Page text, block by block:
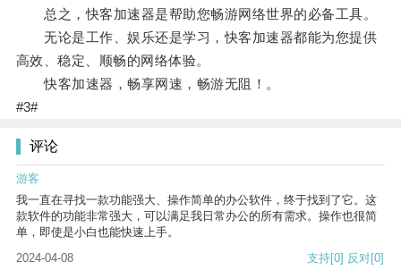
总之，快客加速器是帮助您畅游网络世界的必备工具。
无论是工作、娱乐还是学习，快客加速器都能为您提供
高效、稳定、顺畅的网络体验。
快客加速器，畅享网速，畅游无阻！。
#3#
评论
游客
我一直在寻找一款功能强大、操作简单的办公软件，终于找到了它。这
款软件的功能非常强大，可以满足我日常办公的所有需求。操作也很简
单，即使是小白也能快速上手。
2024-04-08
支持[0] 反对[0]